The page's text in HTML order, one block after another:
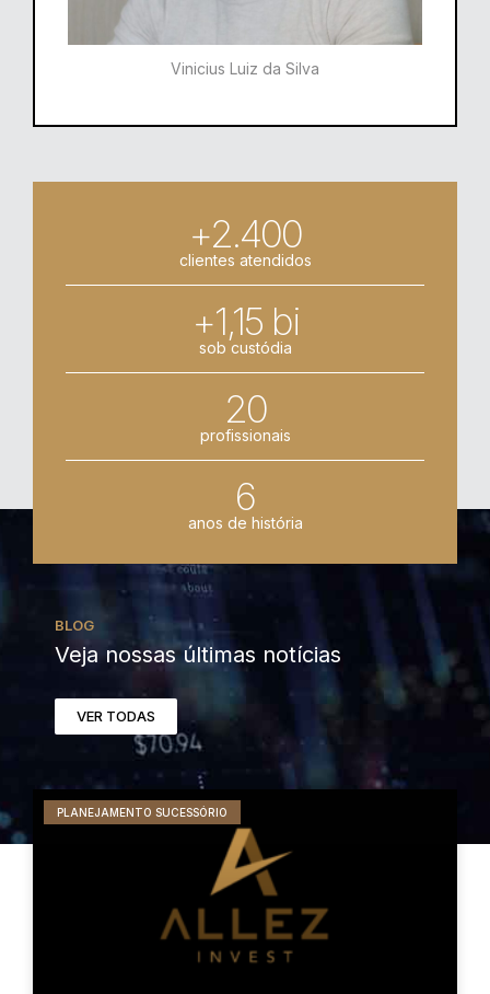
Vinicius Luiz da Silva
+2.400
clientes atendidos
+1,15 bi
sob custódia
20
profissionais
6
anos de história
BLOG
Veja nossas últimas notícias
VER TODAS
PLANEJAMENTO SUCESSÓRIO